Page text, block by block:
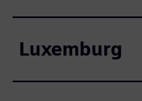
Luxemburg